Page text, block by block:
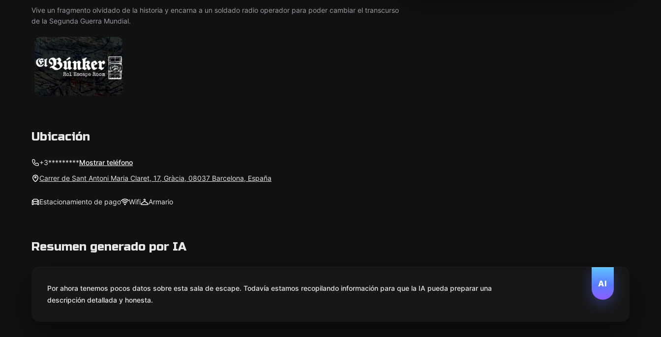
Vive un fragmento olvidado de la historia y encarna a un soldado radio operador para poder cambiar el transcurso
de la Segunda Guerra Mundial.
Ubicación
+3*********Mostrar teléfono
Carrer de Sant Antoni Maria Claret, 17, Gràcia, 08037 Barcelona, España
Estacionamiento de pago Wifi Armario
Resumen generado por IA
AI
Por ahora tenemos pocos datos sobre esta sala de escape. Todavía estamos recopilando información para que la IA pueda preparar una
descripción detallada y honesta.